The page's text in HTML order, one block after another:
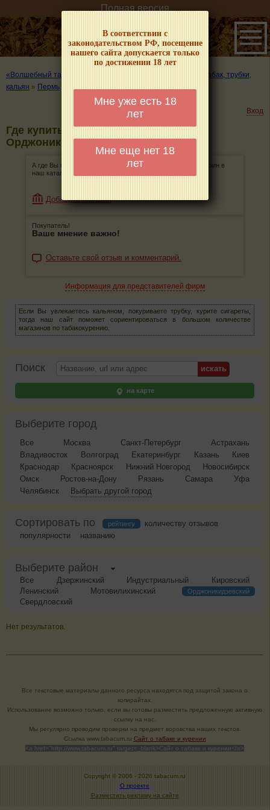
В соответствии с
законодательством РФ, посещение
нашего сайта допускается только
по достижении 18 лет
Мне уже есть 18
лет
Мне еще нет 18
лет
Полная версия
«Волшебный табачок» – о табаке и курении
Где купить табак, трубки,
кальян » Пермь
Вход
Где купить табак, трубки, кальян в
Орджоникидзевском районе в Перми
А где Вы покупаете табак, трубки, кальян? Добавьте магазин в
наш каталог!
Добавить магазин
Покупатель!
Ваше мнение важно!
Оставьте свой отзыв и комментарий.
Информация для представителей фирм
Если Вы увлекаетесь кальяном, покуриваете трубку, курите сигареты,
тогда наш сайт поможет сориентироваться в большом количестве
магазинов по табакокурению.
Поиск
на карте
Выберите город
Все Москва Санкт-Петербург
Астрахань
Владивосток
Волгоград Екатеринбург Казань
Киев
Краснодар
Красноярск Нижний Новгород
Новосибирск
Омск
Ростов-на-Дону Рязань Самара
Уфа
Челябинск
Выбрать другой город
Сортировать по рейтингу
количеству отзывов
популярности
названию
Выберите район
Все Дзержинский Индустриальный
Кировский
Ленинский
Мотовилихинский Орджоникидзевский
Свердловский
Нет результатов.
Все текстовые материалы данного ресурса находятся под защитой закона о
копирайтах.
Использование возможно только, если вы готовы разместить предложенную активную
ссылку на нас.
Мы регулярно проводим проверки на предмет воровства наших текстов.
Cсылка www.tabacum.ru Сайт о табаке и курении
<a href="http://www.tabacum.ru" target=_blank>Сайт о табаке и курении</a>
Copyright © 2006 - 2026 tabacum.ru
О проекте
Разместить рекламу на сайте